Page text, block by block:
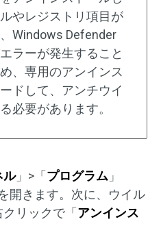
やレジストリ項目が
Windows Defender
ラーが発生すること
、専用のアンインス
ドして、アンチウイ
必要があります。
ル」>「プログラム 」
開きます。次に、ウイル
リックで「アンインス